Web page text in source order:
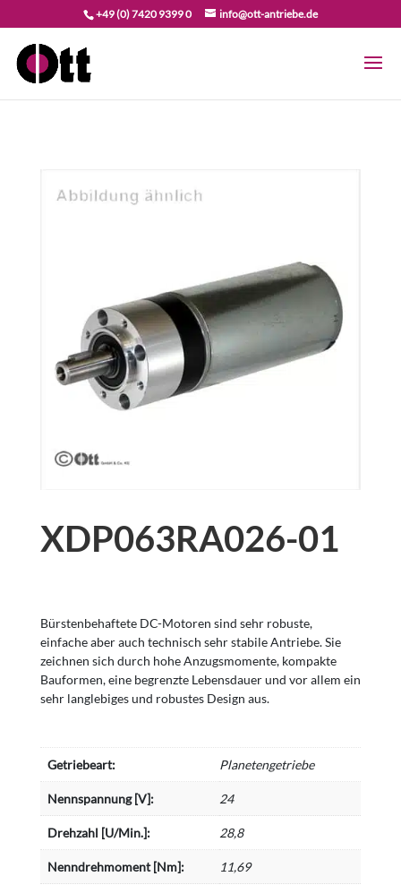
+49 (0) 7420 9399 0 info@ott-antriebe.de
XDP063RA026-01
Bürstenbehaftete DC-Motoren sind sehr robuste,
einfache aber auch technisch sehr stabile Antriebe. Sie
zeichnen sich durch hohe Anzugsmomente, kompakte
Bauformen, eine begrenzte Lebensdauer und vor allem ein
sehr langlebiges und robustes Design aus.
Getriebeart: Planetengetriebe
Nennspannung [V]: 24
Drehzahl [U/Min.]: 28,8
Nenndrehmoment [Nm]: 11,69